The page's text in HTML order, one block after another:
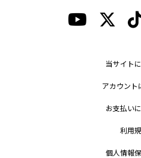
当サイト
アカウント
お支払い
利用
個人情報